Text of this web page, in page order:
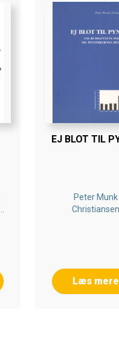
EJ BLOT TIL
Peter Munk
Christiansen
Læs mere